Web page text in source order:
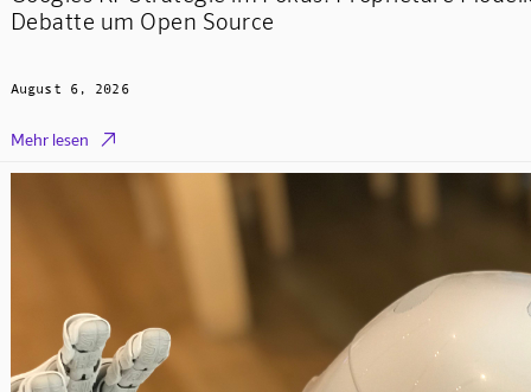
Debatte um Open Source
August 6, 2026
Mehr lesen 